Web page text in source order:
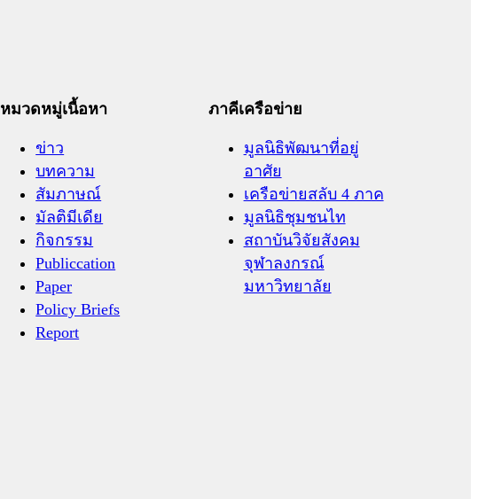
หมวดหมู่เนื้อหา
ข่าว
บทความ
สัมภาษณ์
มัลติมีเดีย
กิจกรรม
Publiccation
Paper
Policy Briefs
Report
ภาคีเครือข่าย
มูลนิธิพัฒนาที่อยู่
อาศัย
เครือข่ายสลับ 4 ภาค
มูลนิธิชุมชนไท
สถาบันวิจัยสังคม
จุฬาลงกรณ์
มหาวิทยาลัย